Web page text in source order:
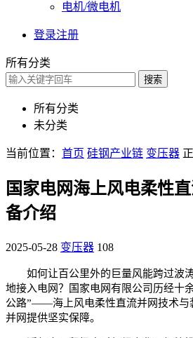
电机/微电机
登录注册
所有分类
搜索
所有分类
未分类
当前位置： 首页 硅钢产业链 变压器
国家电网海上风电柔性
备介绍
2025-05-28 变压器 108
如何让百公里外的巨量风能跨过波
地接入电网？国家电网有限公司历经十
公路”——海上风电柔性直流并网技术与
并网提供坚实保障。